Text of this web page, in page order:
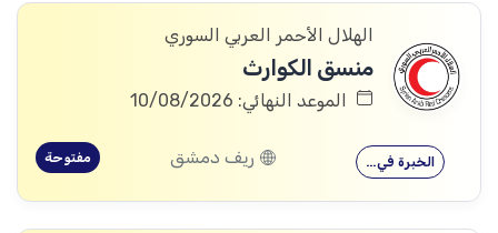
الهلال الأحمر العربي السوري
منسق الكوارث
الموعد النهائي: 10/08/2026
الخبرة في… ريف دمشق مفتوحة